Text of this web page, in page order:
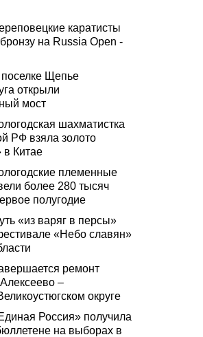
каратисты
на Russia Open -
Щепье
открыли
мост
шахматистка
РФ взяла золото
Китае
племенные
более 280 тысяч
полугодие
«из варяг в персы»
«Небо славян»
ремонт
–
округе
Россия» получила
на выборах в